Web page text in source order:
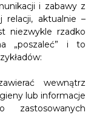
i zabawy z
relacji, aktualnie –
niezwykle rzadko
„poszaleć” i to
wewnątrz
lub informacje